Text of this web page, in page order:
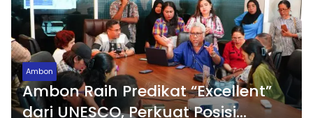
Ambon
Ambon Raih Predikat “Excellent”
dari UNESCO, Perkuat Posisi